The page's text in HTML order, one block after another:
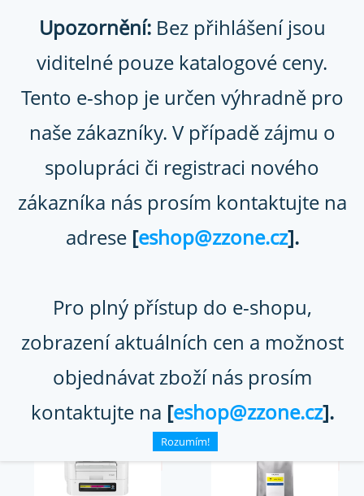
Přihlaste se
Upozornění:Bez přihlášení jsou
viditelné pouze katalogové ceny.
Tento e-shop je určen výhradně pro
naše zákazníky. V případě zájmu o
spolupráci či registraci nového
zákazníka nás prosím kontaktujte na
adrese [eshop@zzone.cz].
Pro plný přístup do e-shopu,
zobrazení aktuálních cen a možnost
objednávat zboží nás prosím
kontaktujte na [eshop@zzone.cz].
Rozumím!